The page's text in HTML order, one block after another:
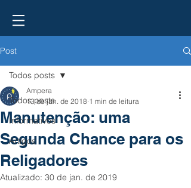
Post
Todos posts
Informativos
Artigos
Todos posts
Manutenção: uma
Segunda Chance para os
Religadores
Ampera
13 de jan. de 2018 1 min de leitura
Atualizado: 30 de jan. de 2019